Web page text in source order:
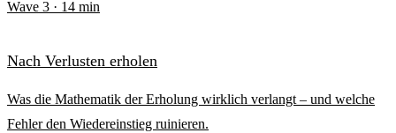
Wave 3 · 14 min
Nach Verlusten erholen
Was die Mathematik der Erholung wirklich verlangt – und welche
Fehler den Wiedereinstieg ruinieren.